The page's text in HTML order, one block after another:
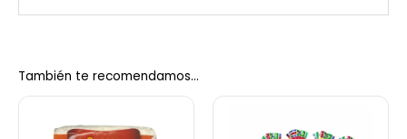
CBSé
Sé el primero en valorar “Yerba
Mate CBSE Pomelo 500 Grs”
También te recomendamos…